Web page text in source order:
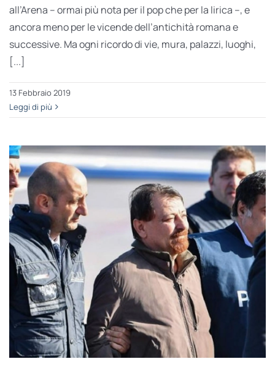
all’Arena – ormai più nota per il pop che per la lirica –, e
ancora meno per le vicende dell’antichità romana e
successive. Ma ogni ricordo di vie, mura, palazzi, luoghi,
[...]
13 Febbraio 2019
Leggi di più